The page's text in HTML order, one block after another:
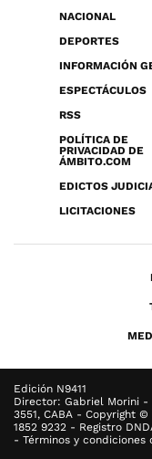
NACIONAL
DEPORTES
INFORMACIÓN
ESPECTÁCULOS
RSS
POLÍTICA DE
PRIVACIDAD DE
ÁMBITO.COM
EDICTOS
LICITACIONES
Edición N9411
Director: Gabriel Morini
3551, CABA - Copyright
1852 9232 - Registro
- Términos y condiciones